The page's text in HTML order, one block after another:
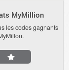
MyMillion
les codes gagnants